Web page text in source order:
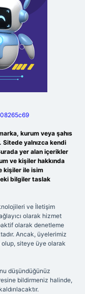
kurum veya şahıs
Sitede yalnızca kendi
yer alan içerikler
ve kişiler hakkında
kişiler ile isim
bilgiler taslak
ve İletişim
olarak hizmet
olarak denetleme
Ancak, üyelerimiz
olup, siteye üye olarak
düşündüğünüz
bildirmeniz halinde,